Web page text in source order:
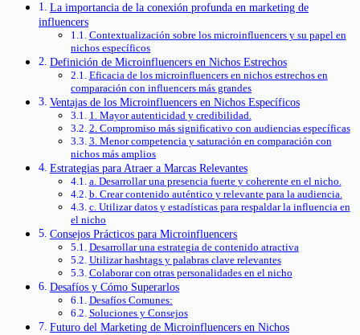
La importancia de la conexión profunda en marketing de
influencers
Contextualización sobre los microinfluencers y su papel en
nichos específicos
Definición de Microinfluencers en Nichos Estrechos
Eficacia de los microinfluencers en nichos estrechos en
comparación con influencers más grandes
Ventajas de los Microinfluencers en Nichos Específicos
1. Mayor autenticidad y credibilidad.
2. Compromiso más significativo con audiencias específicas
3. Menor competencia y saturación en comparación con
nichos más amplios
Estrategias para Atraer a Marcas Relevantes
a. Desarrollar una presencia fuerte y coherente en el nicho.
b. Crear contenido auténtico y relevante para la audiencia.
c. Utilizar datos y estadísticas para respaldar la influencia en
el nicho
Consejos Prácticos para Microinfluencers
Desarrollar una estrategia de contenido atractiva
Utilizar hashtags y palabras clave relevantes
Colaborar con otras personalidades en el nicho
Desafíos y Cómo Superarlos
Desafíos Comunes:
Soluciones y Consejos
Futuro del Marketing de Microinfluencers en Nichos